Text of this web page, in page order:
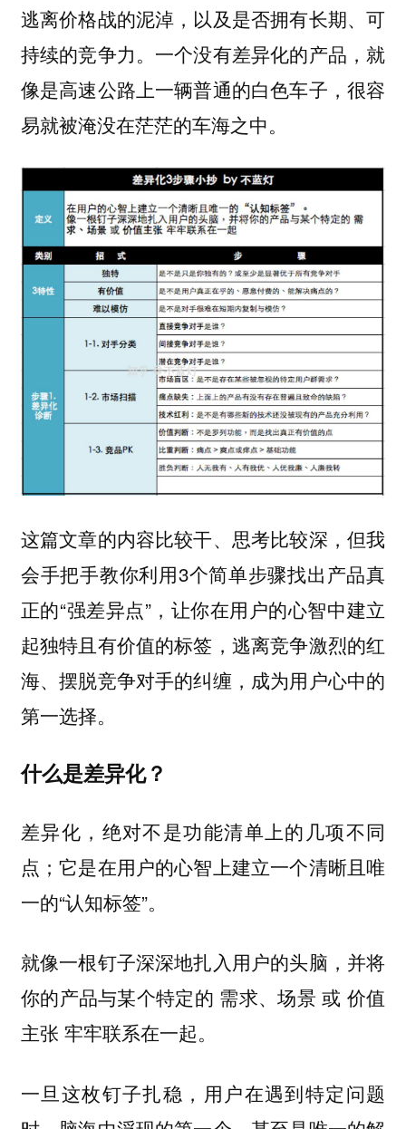
逃离价格战的泥淖，以及是否拥有长期、可
持续的竞争力。一个没有差异化的产品，就
像是高速公路上一辆普通的白色车子，很容
易就被淹没在茫茫的车海之中。
这篇文章的内容比较干、思考比较深，但我
会手把手教你利用3个简单步骤找出产品真
正的“强差异点”，让你在用户的心智中建立
起独特且有价值的标签，逃离竞争激烈的红
海、摆脱竞争对手的纠缠，成为用户心中的
第一选择。
什么是差异化？
差异化，绝对不是功能清单上的几项不同
点；它是在用户的心智上建立一个清晰且唯
一的“认知标签”。
就像一根钉子深深地扎入用户的头脑，并将
你的产品与某个特定的 需求、场景 或 价值
主张 牢牢联系在一起。
一旦这枚钉子扎稳，用户在遇到特定问题